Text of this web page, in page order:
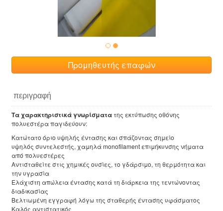
Προμηθευτής επαφών
περιγραφή
Τα χαρακτηριστικά γνωρίσματατης εκτύπωσης οθόνης
πολυεστέρα παγιδεύουν:
Κατώτατο όριο υψηλής έντασης και σπάζοντας σημείο
υψηλός συντελεστής, χαμηλά monofilament επιμήκυνσης νήματα
από πολυεστέρες
Αντισταθείτε στις χημικές ουσίες, το γδάρσιμο, τη θερμότητα και
την υγρασία
Ελάχιστη απώλεια έντασης κατά τη διάρκεια της τεντώνοντας
διαδικασίας
Βελτιωμένη εγγραφή λόγω της σταθερής έντασης υφάσματος
Καλός αντιστατικός